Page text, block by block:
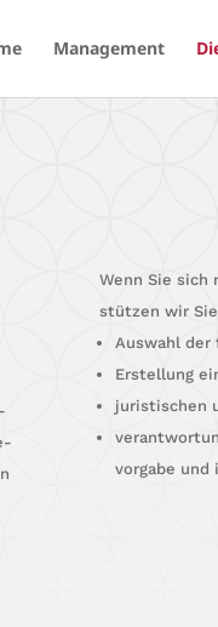
Management
Wenn Sie
stüt­zen wir
Aus­wahl der
Erstel­lung
juris­ti­schen
vor­ga­be und